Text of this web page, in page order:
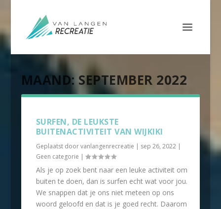
MAAND: SEPTEMBER 2022
SURFEN, DE LEUKSTE
BUITENACTIVITEIT VAN WIJKIKI
Geplaatst doorvanlangenrecreatie | sep 26, 2022|
Geen categorie |
Als je op zoek bent naar een leuke activiteit om
buiten te doen, dan is surfen echt wat voor jou.
We snappen dat je ons niet meteen op ons
woord geloofd en dat is je goed recht. Daarom